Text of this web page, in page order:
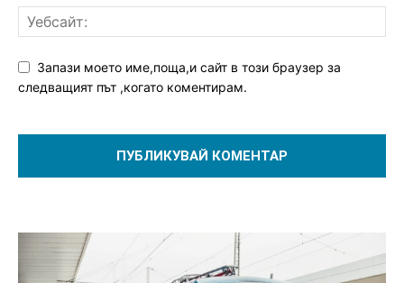
Запази моето име,поща,и сайт в този браузер за
следващият път ,когато коментирам.